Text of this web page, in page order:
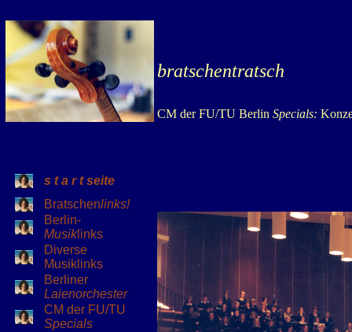
bratschentratsch
CM der FU/TU Berlin Specials:
s t a r t seite
Bratschenlinks!
Berlin-
Musiklinks
Diverse
Musiklinks
Berliner
Laienorchester
CM der FU/TU
Specials